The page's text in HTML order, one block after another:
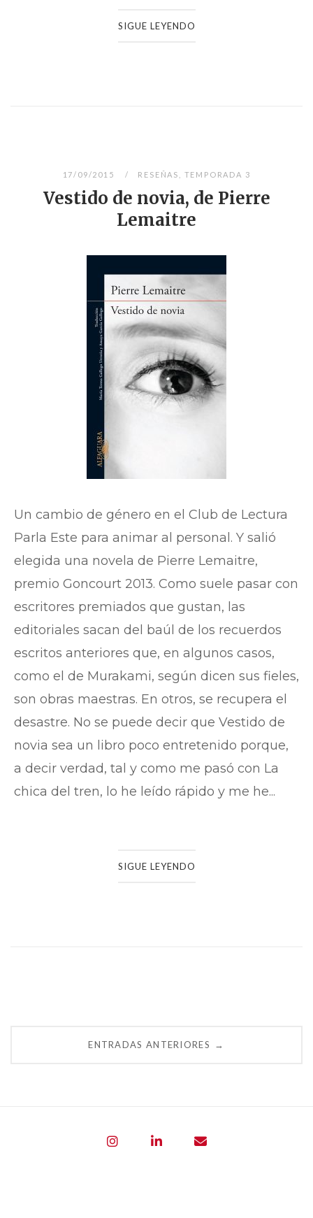
SIGUE LEYENDO
17/09/2015 RESEÑAS TEMPORADA 3
Vestido de novia, de Pierre
Lemaitre
Un cambio de género en el Club de Lectura
Parla Este para animar al personal. Y salió
elegida una novela de Pierre Lemaitre,
premio Goncourt 2013. Como suele pasar con
escritores premiados que gustan, las
editoriales sacan del baúl de los recuerdos
escritos anteriores que, en algunos casos,
como el de Murakami, según dicen sus fieles,
son obras maestras. En otros, se recupera el
desastre. No se puede decir que Vestido de
novia sea un libro poco entretenido porque,
a decir verdad, tal y como me pasó con La
chica del tren, lo he leído rápido y me he...
SIGUE LEYENDO
ENTRADAS ANTERIORES →